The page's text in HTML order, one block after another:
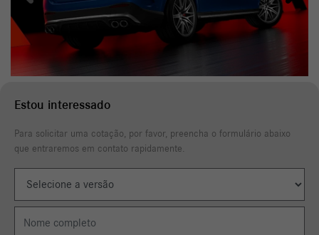
Estou interessado
Para solicitar uma cotação, por favor, preencha o formulário abaixo
que entraremos em contato rapidamente.